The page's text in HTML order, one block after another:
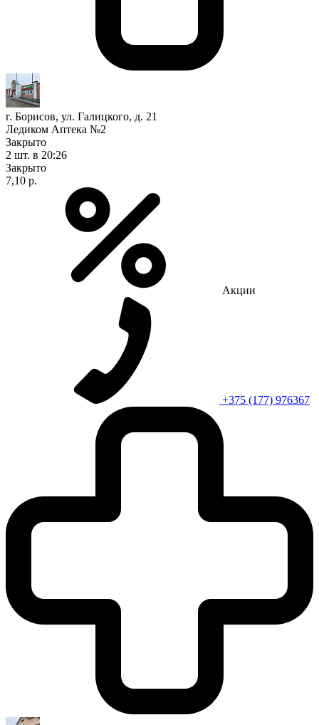
г. Борисов, ул. Галицкого, д. 21
Ледиком Аптека №2
Закрыто
2 шт. в 20:26
Закрыто
7,10 р.
Акции
+375 (177) 976367